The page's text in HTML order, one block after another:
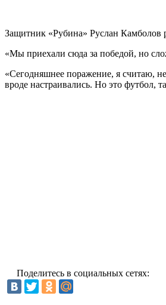
Защитник «Рубина» Руслан Камболов
«Мы приехали сюда за победой, но
«Сегодняшнее поражение, я считаю,
вроде настраивались. Но это
Поделитесь в социальных сетях: